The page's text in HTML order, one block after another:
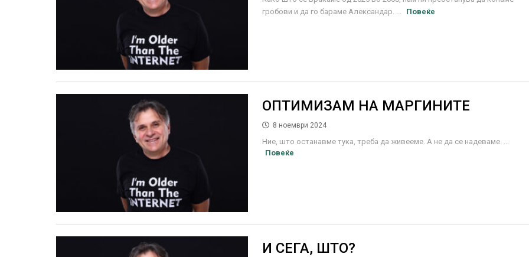
гробови и да го бараме Александар. ...
Повеќе
ОПТИМИЗАМ НА МАРГИНИТЕ
8 ноември 2024
Ние, што останавме тука, треба да живееме. А не да се надеваме. ...
Повеќе
И СЕГА, ШТО?